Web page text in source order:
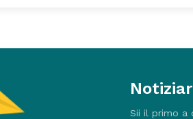
Sii il primo a